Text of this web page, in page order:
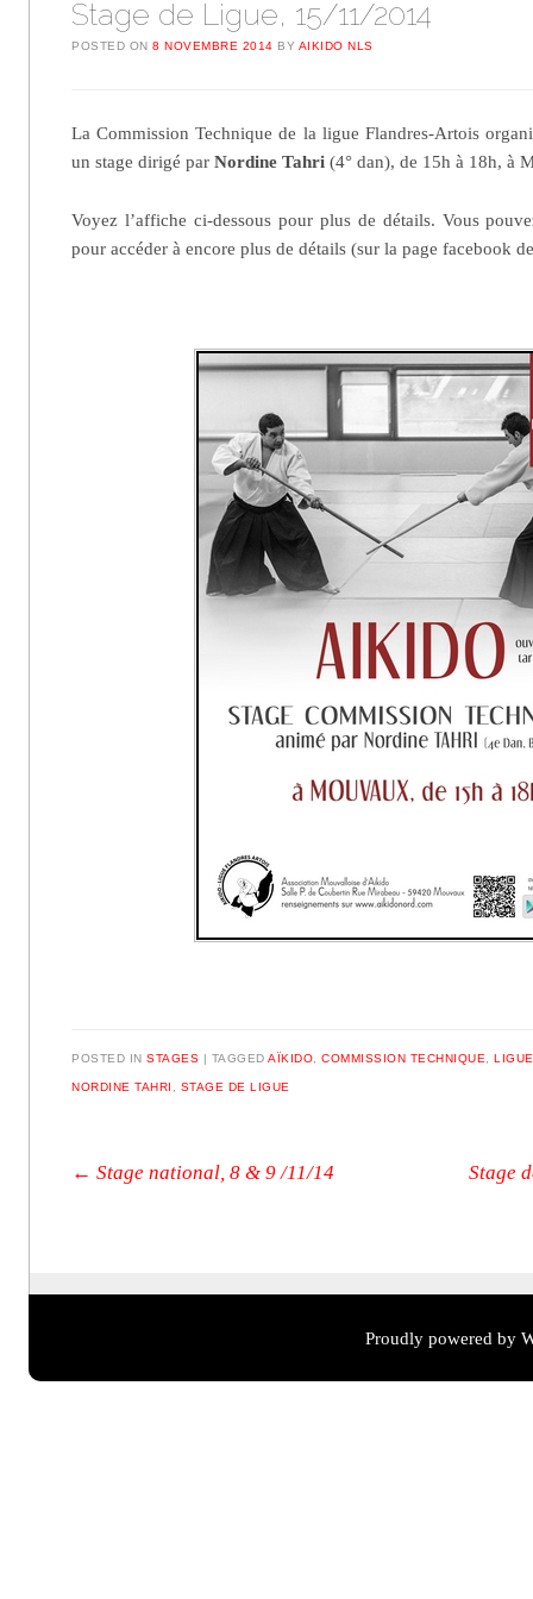
Stage de Ligue, 15/11/2014
POSTED ON8 NOVEMBRE 2014 BY AIKIDO NLS
La Commission Technique de la ligue Flandres-Artois
un stage dirigé parNordine Tahri(4° dan), de 15h à 18h, à
Voyez l’affiche ci-dessous pour plus de détails. Vous
pour accéder à encore plus de détails (sur la page facebook
POSTED INSTAGES | TAGGEDAÏKIDO ,COMMISSION TECHNIQUE ,
NORDINE TAHRI STAGE DE LIGUE
Post navigation
← Stage national, 8 & 9 /11/14 Stage
Proudly powered by